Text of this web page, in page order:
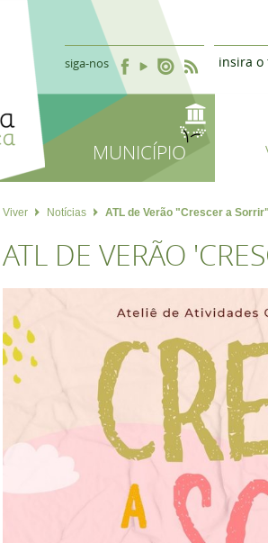
siga-nos
MUNICÍPIO
Viver Notícias ATL de Verão "Crescer a Sorrir"
ATL DE VERÃO